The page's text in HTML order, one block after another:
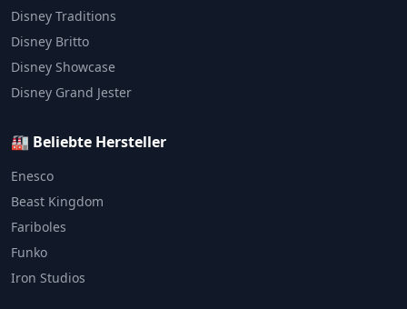
Disney Traditions
Disney Britto
Disney Showcase
Disney Grand Jester
🏭 Beliebte Hersteller
Enesco
Beast Kingdom
Fariboles
Funko
Iron Studios